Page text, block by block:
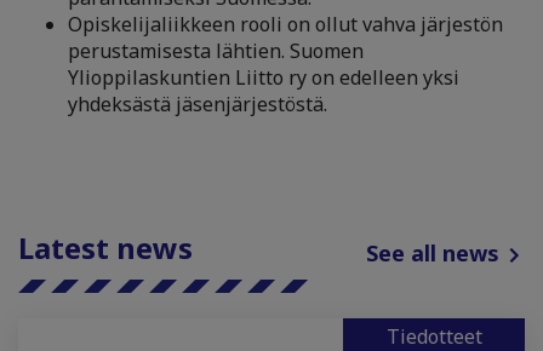
Opiskelijaliikkeen rooli on ollut vahva järjestön
perustamisesta lähtien. Suomen
Ylioppilaskuntien Liitto ry on edelleen yksi
yhdeksästä jäsenjärjestöstä.
Latest news See all news
Tiedotteet